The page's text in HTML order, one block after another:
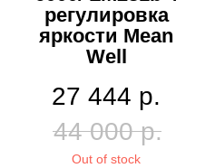
регулировка
яркости Mean
Well
27 444 р.
44 000 р.
Out of stock